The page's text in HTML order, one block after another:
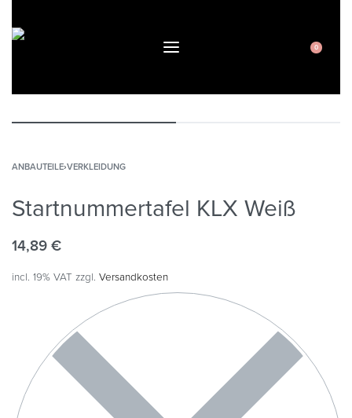
0
ANBAUTEILE›VERKLEIDUNG
Startnummertafel KLX Weiß
14,89 €
incl. 19% VAT zzgl. Versandkosten